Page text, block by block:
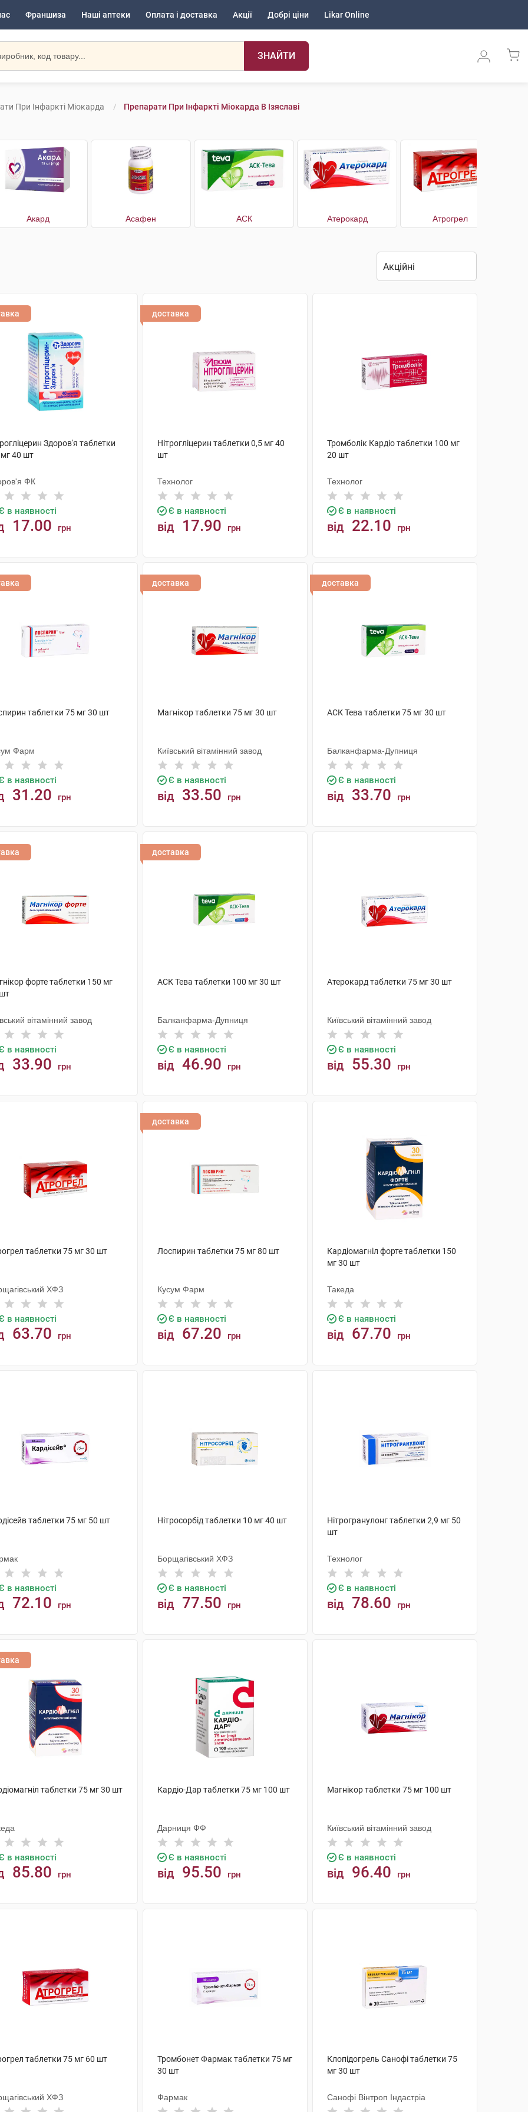
Франшиза Наші аптеки Оплата і доставка Акції Добрі ціни Likar Online
ЗНАЙТИ
При Інфаркті Міокарда Препарати При Інфаркті Міокарда В Ізяславі
Акард Асафен АСК Атерокард Атрогрел
Здоров'я таблетки
40 шт
ФК
в наявності
17.00 грн
доставка
Нітрогліцерин таблетки 0,5 мг 40
шт
Технолог
Є в наявності
від 17.90 грн
Тромболік Кардіо таблетки 100 мг
20 шт
Технолог
Є в наявності
від 22.10 грн
таблетки 75 мг 30 шт
Фарм
в наявності
31.20 грн
доставка
Магнікор таблетки 75 мг 30 шт
Київський вітамінний завод
Є в наявності
від 33.50 грн
доставка
АСК Тева таблетки 75 мг 30 шт
Балканфарма-Дупниця
Є в наявності
від 33.70 грн
форте таблетки 150 мг
вітамінний завод
в наявності
33.90 грн
доставка
АСК Тева таблетки 100 мг 30 шт
Балканфарма-Дупниця
Є в наявності
від 46.90 грн
Атерокард таблетки 75 мг 30 шт
Київський вітамінний завод
Є в наявності
від 55.30 грн
таблетки 75 мг 30 шт
ХФЗ
в наявності
63.70 грн
доставка
Лоспирин таблетки 75 мг 80 шт
Кусум Фарм
Є в наявності
від 67.20 грн
Кардіомагніл форте таблетки 150
мг 30 шт
Такеда
Є в наявності
від 67.70 грн
таблетки 75 мг 50 шт
в наявності
72.10 грн
Нітросорбід таблетки 10 мг 40 шт
Борщагівський ХФЗ
Є в наявності
від 77.50 грн
Нітрогранулонг таблетки 2,9 мг 50
шт
Технолог
Є в наявності
від 78.60 грн
таблетки 75 мг 30 шт
в наявності
85.80 грн
Кардіо-Дар таблетки 75 мг 100 шт
Дарниця ФФ
Є в наявності
від 95.50 грн
Магнікор таблетки 75 мг 100 шт
Київський вітамінний завод
Є в наявності
від 96.40 грн
таблетки 75 мг 60 шт
ХФЗ
Тромбонет Фармак таблетки 75 мг
30 шт
Фармак
Клопідогрель Санофі таблетки 75
мг 30 шт
Санофі Вінтроп Індастріа